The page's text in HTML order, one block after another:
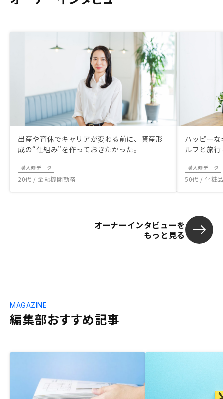
出産や育休でキャリアが変わる前に、資産形
成の“仕組み”を作っておきたかった。
購入時データ
20代 / 金融機関勤務
ハッピー
ルフと旅
購入時データ
50代 / 化粧
オーナーインタビューを
もっと見る
編集部おすすめ記事
MAGAZINE